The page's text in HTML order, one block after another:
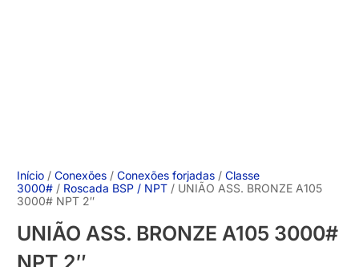
Início /Conexões /Conexões forjadas /Classe
3000# / Roscada BSP / NPT / UNIÃO ASS. BRONZE A105
3000# NPT 2″
UNIÃO ASS. BRONZE A105 3000#
NPT 2″